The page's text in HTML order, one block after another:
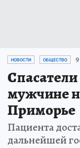
НОВОСТИ ОБЩЕСТВО
мужчине
Приморье
Пациента
дальнейшей